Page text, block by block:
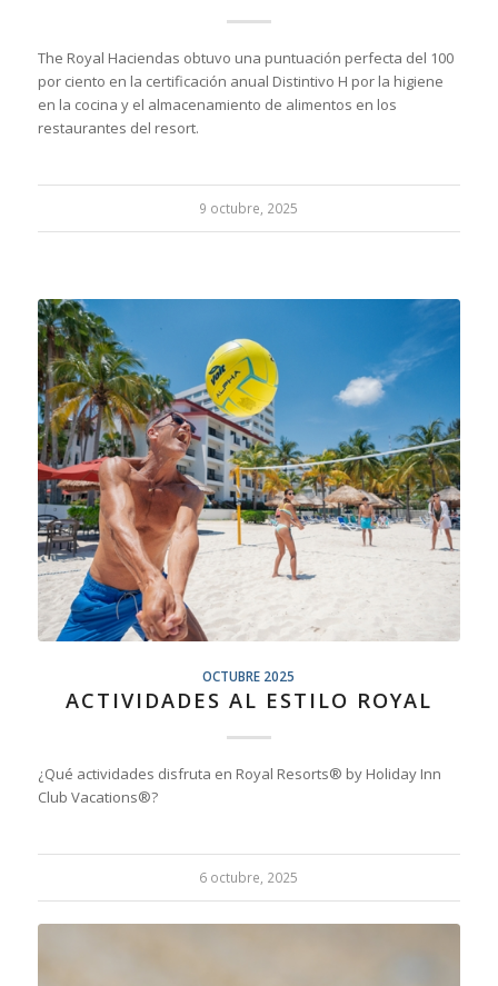
The Royal Haciendas obtuvo una puntuación perfecta del 100
por ciento en la certificación anual Distintivo H por la higiene
en la cocina y el almacenamiento de alimentos en los
restaurantes del resort.
9 octubre, 2025
OCTUBRE 2025
ACTIVIDADES AL ESTILO ROYAL
¿Qué actividades disfruta en Royal Resorts® by Holiday Inn
Club Vacations®?
6 octubre, 2025